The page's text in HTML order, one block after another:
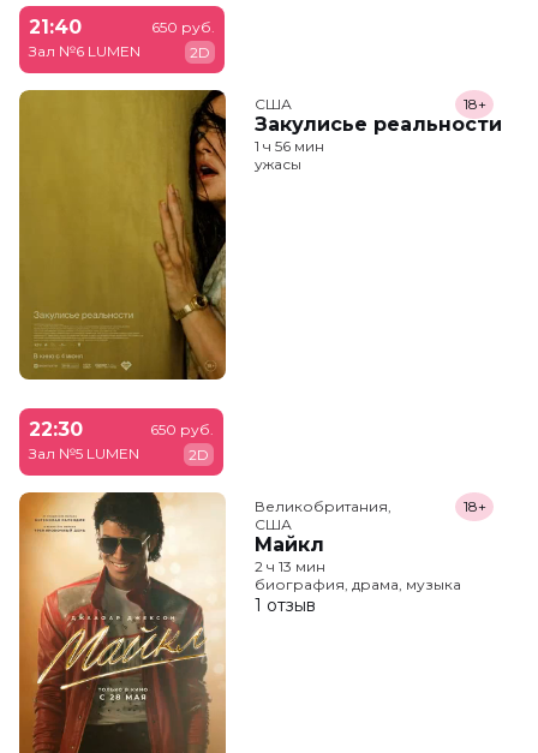
21:40
Зал №6 LUMEN
650 руб.
2D
США
Закулисье реальности
18+
1 ч 56 мин
ужасы
22:30
Зал №5 LUMEN
650 руб.
2D
Великобритания,
США
Майкл
18+
2 ч 13 мин
биография, драма, музыка
1 отзыв